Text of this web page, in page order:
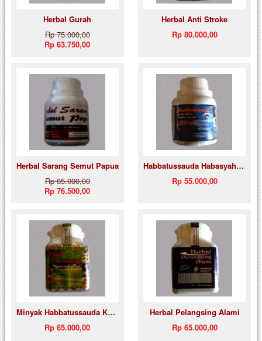
Herbal Gurah
Rp 75.000,00
Rp 63.750,00
Herbal Anti Stroke
Rp 80.000,00
Herbal Sarang Semut Papua
Rp 85.000,00
Rp 76.500,00
Habbatussauda Habasyah Murni
Rp 55.000,00
Minyak Habbatussauda Karomah Plus
Rp 65.000,00
Herbal Pelangsing Alami
Rp 65.000,00